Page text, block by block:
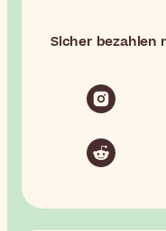
Sicher bezahlen